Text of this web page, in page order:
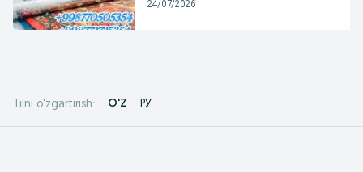
24/07/2026
Tilni o'zgartirish: O'Z РУ